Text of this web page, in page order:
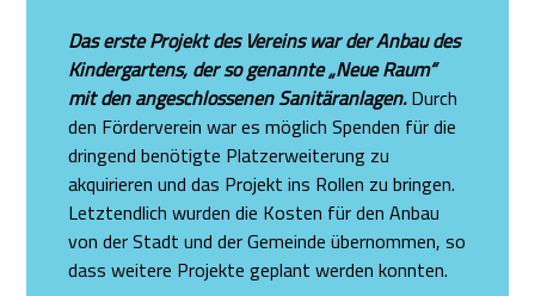
Das erste Projekt des Vereins war der Anbau des
Kindergartens, der so genannte „Neue Raum“
mit den angeschlossenen Sanitäranlagen.Durch
den Förderverein war es möglich Spenden für die
dringend benötigte Platzerweiterung zu
akquirieren und das Projekt ins Rollen zu bringen.
Letztendlich wurden die Kosten für den Anbau
von der Stadt und der Gemeinde übernommen, so
dass weitere Projekte geplant werden konnten.